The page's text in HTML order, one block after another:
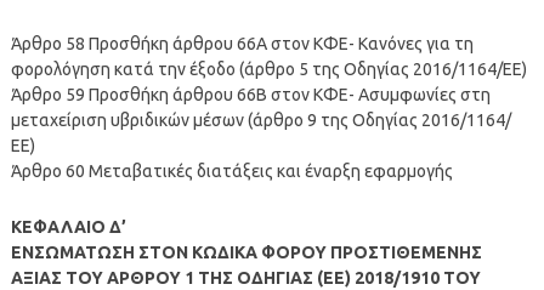
Άρθρο 58 Προσθήκη άρθρου 66Α στον ΚΦΕ- Κανόνες για τη
φορολόγηση κατά την έξοδο (άρθρο 5 της Οδηγίας 2016/1164/ΕΕ)
Άρθρο 59 Προσθήκη άρθρου 66Β στον ΚΦΕ- Ασυμφωνίες στη
μεταχείριση υβριδικών μέσων (άρθρο 9 της Οδηγίας 2016/1164/
ΕΕ)
Άρθρο 60 Μεταβατικές διατάξεις και έναρξη εφαρμογής
ΚΕΦΑΛΑΙΟ Δ’
ΕΝΣΩΜΑΤΩΣΗ ΣΤΟΝ ΚΩΔΙΚΑ ΦΟΡΟΥ ΠΡΟΣΤΙΘΕΜΕΝΗΣ
ΑΞΙΑΣ ΤΟΥ ΑΡΘΡΟΥ 1 ΤΗΣ ΟΔΗΓΙΑΣ (ΕΕ) 2018/1910 ΤΟΥ